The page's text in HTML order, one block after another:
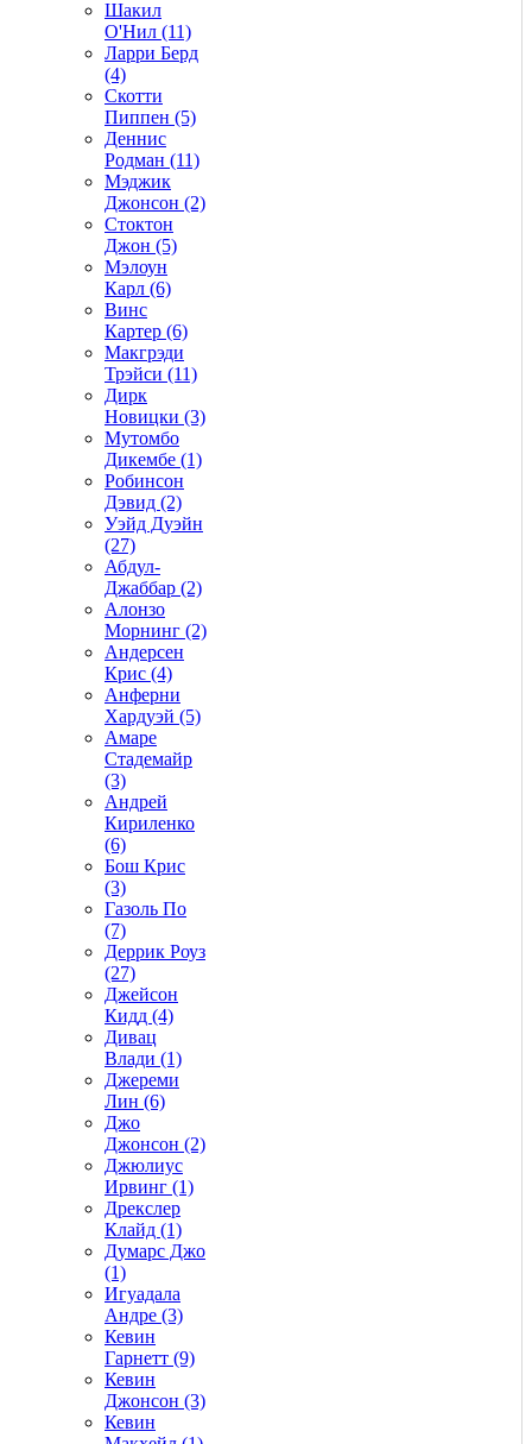
Шакил
О'Нил (11)
Ларри Берд
(4)
Скотти
Пиппен (5)
Деннис
Родман (11)
Мэджик
Джонсон (2)
Стоктон
Джон (5)
Мэлоун
Карл (6)
Винс
Картер (6)
Макгрэди
Трэйси (11)
Дирк
Новицки (3)
Мутомбо
Дикембе (1)
Робинсон
Дэвид (2)
Уэйд Дуэйн
(27)
Абдул-
Джаббар (2)
Алонзо
Морнинг (2)
Андерсен
Крис (4)
Анферни
Xардуэй (5)
Амаре
Стадемайр
(3)
Андрей
Кириленко
(6)
Бош Крис
(3)
Газоль По
(7)
Деррик Роуз
(27)
Джейсон
Кидд (4)
Дивац
Влади (1)
Джереми
Лин (6)
Джо
Джонсон (2)
Джюлиус
Ирвинг (1)
Дрекслер
Клайд (1)
Думарс Джо
(1)
Игуадала
Андре (3)
Кевин
Гарнетт (9)
Кевин
Джонсон (3)
Кевин